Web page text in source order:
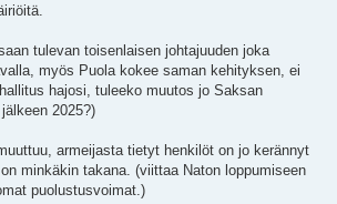
tulevan toisenlaisen johtajuuden joka
myös Puola kokee saman kehityksen, ei
hajosi, tuleeko muutos jo Saksan
2025?)
armeijasta tietyt henkilöt on jo kerännyt
minkäkin takana. (viittaa Naton loppumiseen
puolustusvoimat.)